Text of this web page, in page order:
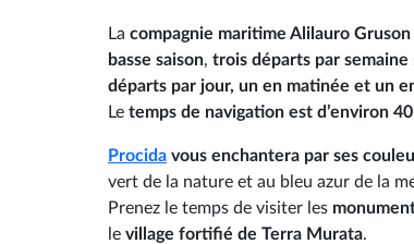
La compagnie maritime Alilauro Gruson
basse saison, trois départs par semaine
départs par jour, un en matinée et un
Le temps de navigation est d’environ
Procida vous enchantera par ses
vert de la nature et au bleu azur de la
Prenez le temps de visiter les
le village fortifié de Terra Murata.